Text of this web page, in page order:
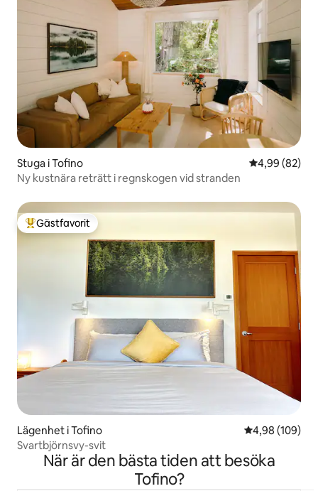
Stuga i Tofino 4,99 av 5 i
4,99 (82)
Ny kustnära reträtt i regnskogen vid stranden
Populär gästfavorit
Gästfavorit
Lägenhet i Tofino 4,98 av 5 i
4,98 (109)
Svartbjörnsvy-svit
När är den bästa tiden att besöka
Tofino?